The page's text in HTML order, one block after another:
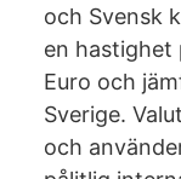
och Svensk
en hastighet
Euro och
Sverige.
och